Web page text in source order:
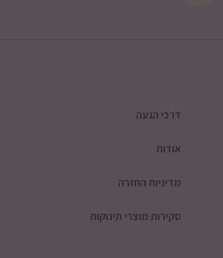
דרכי הגעה
אודות
מדיניות החזרה
סקירות מוצרי תינוקות